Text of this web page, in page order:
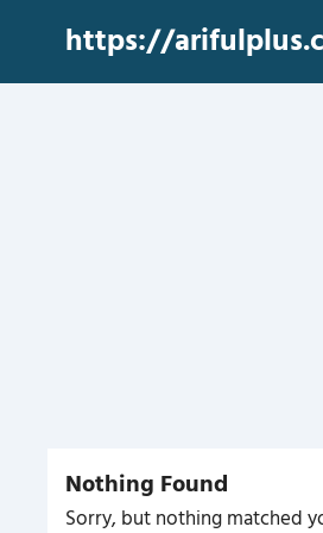
https://
Nothing Found
Sorry, but nothing matched